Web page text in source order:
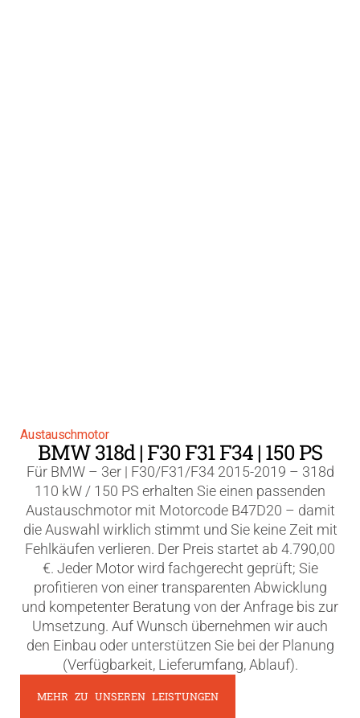
Austauschmotor
BMW 318d | F30 F31 F34 | 150 PS
Für BMW – 3er | F30/F31/F34 2015-2019 – 318d
110 kW / 150 PS erhalten Sie einen passenden
Austauschmotor mit Motorcode B47D20 – damit
die Auswahl wirklich stimmt und Sie keine Zeit mit
Fehlkäufen verlieren. Der Preis startet ab 4.790,00
€. Jeder Motor wird fachgerecht geprüft; Sie
profitieren von einer transparenten Abwicklung
und kompetenter Beratung von der Anfrage bis zur
Umsetzung. Auf Wunsch übernehmen wir auch
den Einbau oder unterstützen Sie bei der Planung
(Verfügbarkeit, Lieferumfang, Ablauf).
MEHR ZU UNSEREN LEISTUNGEN